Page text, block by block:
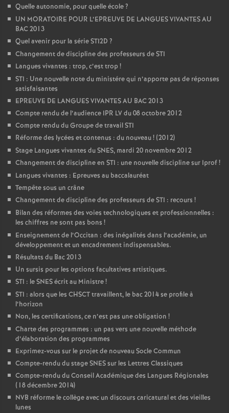
Quelle autonomie, pour quelle école?
UN MORATOIRE POUR L’EPREUVE DE LANGUES VIVANTES AU
BAC 2013
Quel avenir pour la série STI2D ?
Changement de discipline des professeurs de STI
Langues vivantes : trop, c’est trop!
STI : Une nouvelle note du ministére qui n’apporte pas de réponses
satisfaisantes
EPREUVE DE LANGUES VIVANTES AU BAC 2013
Compte rendu de l’audience IPR LV du 08 octobre 2012
Compte rendu du Groupe de travail STI
Réforme des lycées et contenus : du nouveau! (2012)
Stage Langues vivantes du SNES, mardi 20 novembre 2012
Changement de discipline en STI : une nouvelle discipline sur Iprof!
Langues vivantes : Epreuves au baccalauréat
Tempête sous un crâne
Changement de discipline des professeurs de STI : recours !
Bilan des réformes des voies technologiques et professionnelles :
les chiffres ne sont pas bons !
Enseignement de l’Occitan : des inégalités dans l’académie, un
développement et un encadrement indispensables.
Résultats du Bac 2013
Un sursis pour les options facultatives artistiques.
STI : le SNES écrit au Ministre!
STI : alors que les CHSCT travaillent, le bac 2014 se profile à
l’horizon
Non, les certifications, ce n’est pas une obligation !
Charte des programmes : un pas vers une nouvelle méthode
d’élaboration des programmes
Exprimez-vous sur le projet de nouveau Socle Commun
Compte-rendu du stage SNES sur les Lettres Classiques
Compte-rendu du Conseil Académique des Langues Régionales
(18 décembre 2014)
NVB réforme le collège avec un discours caricatural et des vieilles
lunes